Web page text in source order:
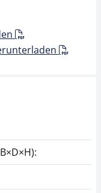
€
incl. btw.